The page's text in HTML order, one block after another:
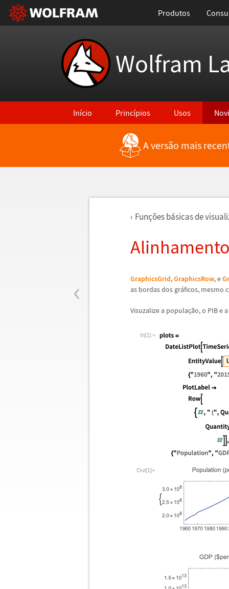
Produtos
Wolfram
Início Princípios Usos
A versão mais
‹
Funções básicas de
GraphicsGrid,GraphicsRow, e
as bordas dos gráficos, mesmo
Visuzalize a população, o PIB e
In[1]:=
Out[1]=